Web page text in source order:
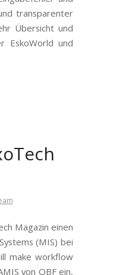
transparenter
Übersicht und
EskoWorld und
Magazin einen
(MIS) bei
make workflow
von QBF ein,